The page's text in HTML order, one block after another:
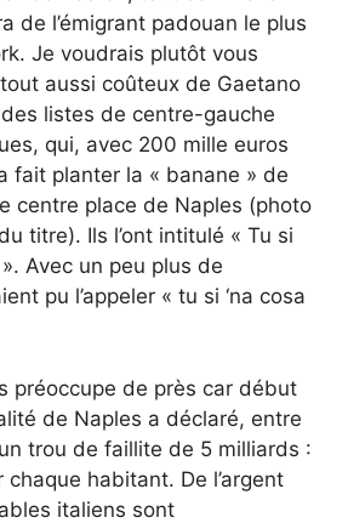
de l’émigrant padouan le plus
Je voudrais plutôt vous
aussi coûteux de Gaetano
listes de centre-gauche
qui, avec 200 mille euros
fait planter la « banane » de
centre place de Naples (photo
titre). Ils l’ont intitulé « Tu si
Avec un peu plus de
pu l’appeler « tu si ‘na cosa
préoccupe de près car début
de Naples a déclaré, entre
trou de faillite de 5 milliards :
habitant. De l’argent
italiens sont